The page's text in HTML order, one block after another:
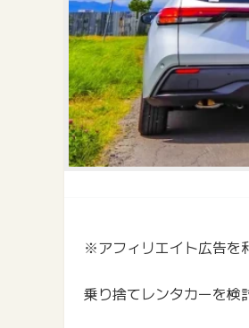
※アフィリエイト広告を
乗り捨てレンタカーを検